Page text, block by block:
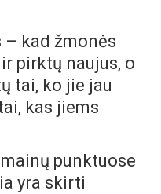
kad žmonės
pirktų naujus, o
tai, ko jie jau
kas jiems
punktuose
yra skirti